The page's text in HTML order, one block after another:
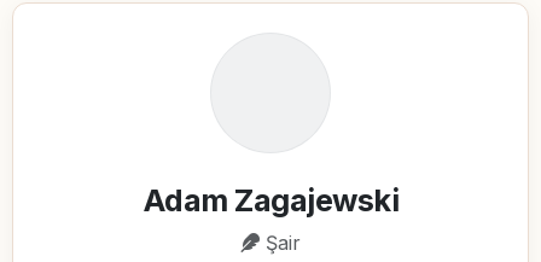
Adam Zagajewski
Şair